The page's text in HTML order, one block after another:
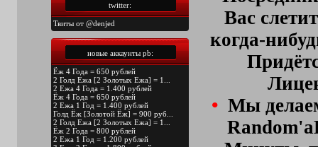
twitter:
Твиты от @denjed
новые аккаунты pb:
Ёж 4 Года = 650 рублей
2 Голд Ежа [2 Золотых Ежа] = 1...
2 Ежа 4 Года = 1.400 рублей
Ёж 4 Года = 650 рублей
2 Ежа 1 Год = 1.400 рублей
Голд Ёж [Золотой Ёж] = 900 руб...
2 Голд Ежа [2 Золотых Ежа] = 1...
Ёж 2 Года = 800 рублей
2 Ежа 1 Год = 1.200 рублей
Вас
когда-
• Мы